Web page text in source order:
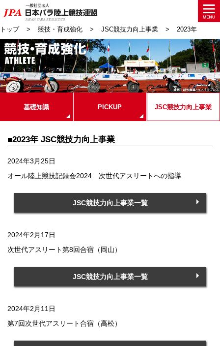
トップ 競技・育成強化 JSC競技力向上事業 2023年
基礎知識 PICKUP JSC競技力向上事業
■2023年 JSC競技力向上事業
2024年3月25日
オール陸上競技記録会2024 次世代アスリートへの指導
JSC競技力向上事業一覧
2024年2月17日
次世代アスリート第8回合宿（岡山）
JSC競技力向上事業一覧
2024年2月11日
第7回次世代アスリート合宿（高松）